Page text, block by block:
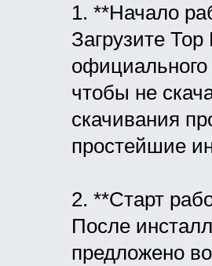
1. **Начало
Загрузите
чтобы не
скачивания
простейшие
2. **Старт
После
предложено